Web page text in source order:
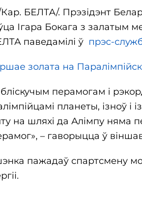
БЕЛТА/. Прэзідэнт
Ігара Бокага з залатым
паведамілі ў прэс-
золата на
перамогам і
планеты, ізноў і
на шляхі да Алімпу
– гаворыцца ў
пажадаў спартсмену